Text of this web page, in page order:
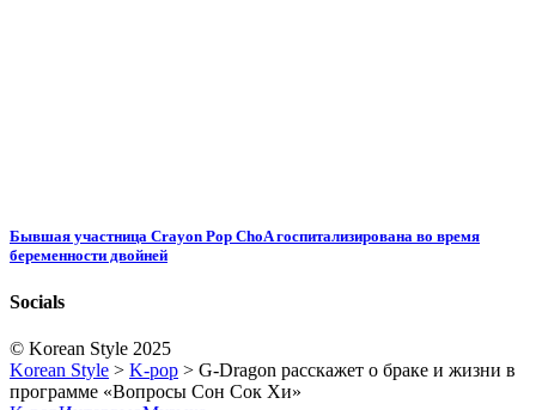
Бывшая участница Crayon Pop ChoA госпитализирована во время
беременности двойней
Socials
© Korean Style 2025
Korean Style > K-pop > G-Dragon расскажет о браке и жизни в
программе «Вопросы Сон Сок Хи»